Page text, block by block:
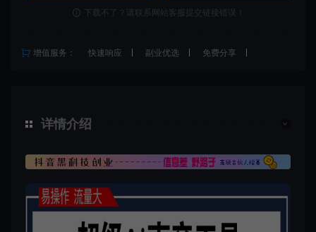
下载不了？请联系网站客服提交链接错误！
增值服务： 快速响应 副业优选 免费分享
详情介绍